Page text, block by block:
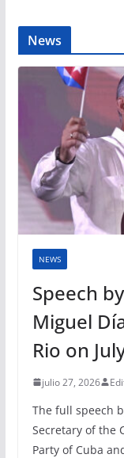
News
NEWS
Speech
Miguel
Rio on
julio 27, 2026
The full speech
Secretary of the
Party of Cuba